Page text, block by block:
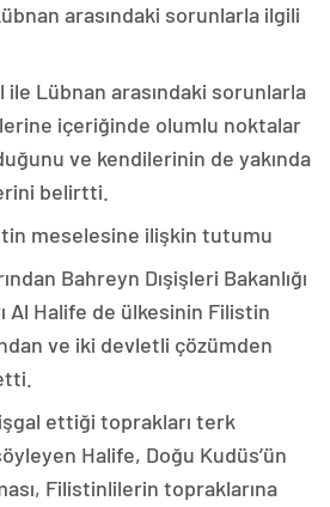
arasındaki sorunlarla ilgili
ile Lübnan arasındaki sorunlarla
içeriğinde olumlu noktalar
ve kendilerinin de yakında
belirtti.
meselesine ilişkin tutumu
Bahreyn Dışişleri Bakanlığı
Al Halife de ülkesinin Filistin
ve iki devletli çözümden
ettiği toprakları terk
Halife, Doğu Kudüs’ün
Filistinlilerin topraklarına